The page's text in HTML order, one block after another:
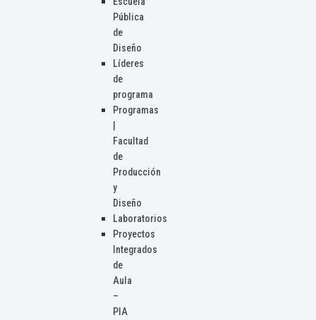
Pública
de
Diseño
Líderes
de
programa
Programas
Facultad
de
Producción
y
Diseño
Laboratorios
Proyectos
Integrados
de
Aula
–
PIA